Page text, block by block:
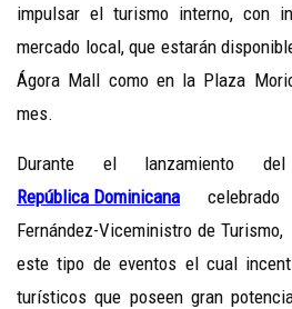
impulsar el turismo interno, con
mercado local, que estarán
Ágora Mall como en la Plaza
mes.
Durante el lanzamiento
República Dominicana celebrado
Fernández-Viceministro de
este tipo de eventos el cual
turísticos que poseen gran